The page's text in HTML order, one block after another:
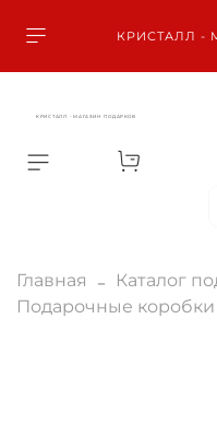
КРИСТАЛЛ -
КРИСТАЛЛ - МАГАЗИН ПОДАРКОВ
Главная
Каталог
Подарочные коробки